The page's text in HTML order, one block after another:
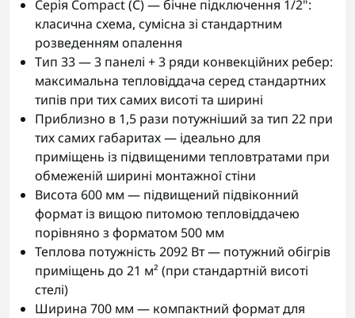
Серія Compact (C) — бічне підключення 1/2":
класична схема, сумісна зі стандартним
розведенням опалення
Тип 33 — 3 панелі + 3 ряди конвекційних ребер:
максимальна тепловіддача серед стандартних
типів при тих самих висоті та ширині
Приблизно в 1,5 рази потужніший за тип 22 при
тих самих габаритах — ідеально для
приміщень із підвищеними тепловтратами при
обмеженій ширині монтажної стіни
Висота 600 мм — підвищений підвіконний
формат із вищою питомою тепловіддачею
порівняно з форматом 500 мм
Теплова потужність 2092 Вт — потужний обігрів
приміщень до 21 м² (при стандартній висоті
стелі)
Ширина 700 мм — компактний формат для